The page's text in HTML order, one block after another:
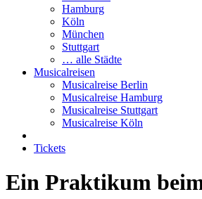
Hamburg
Köln
München
Stuttgart
… alle Städte
Musicalreisen
Musicalreise Berlin
Musicalreise Hamburg
Musicalreise Stuttgart
Musicalreise Köln
Tickets
Ein Praktikum